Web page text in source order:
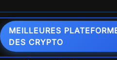
MEILLEURES
DES CRYPTO